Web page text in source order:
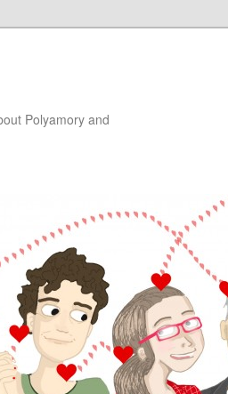
Polyamory and